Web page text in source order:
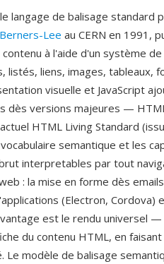
langage de balisage standard
Lee au CERN en 1991,
à l'aide d'un système
liens, images, tableaux,
visuelle et JavaScript
dès versions majeures —
HTML Living Standard
semantique et les
interpretables par tout
: la mise en forme dès
(Electron, Cordova)
est le rendu universel
du contenu HTML, en
Le modèle de balisage